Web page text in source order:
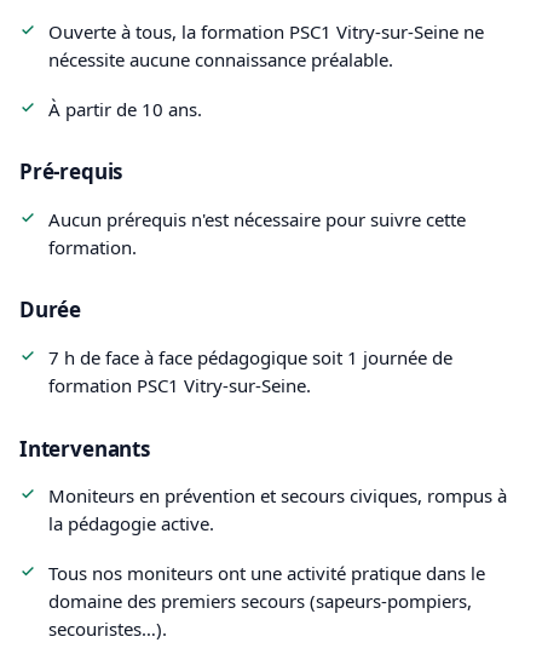
Ouverte à tous, la formation PSC1 Vitry-sur-Seine ne
nécessite aucune connaissance préalable.
À partir de 10 ans.
Pré-requis
Aucun prérequis n'est nécessaire pour suivre cette
formation.
Durée
7 h de face à face pédagogique soit 1 journée de
formation PSC1 Vitry-sur-Seine.
Intervenants
Moniteurs en prévention et secours civiques, rompus à
la pédagogie active.
Tous nos moniteurs ont une activité pratique dans le
domaine des premiers secours (sapeurs-pompiers,
secouristes…).